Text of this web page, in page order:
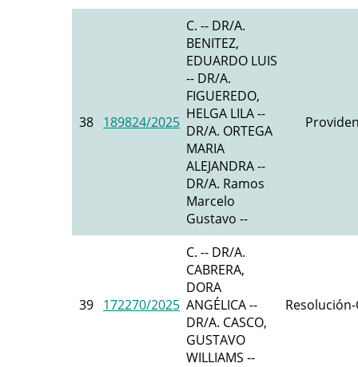
38 189824/2025
C. -- DR/A.
BENITEZ,
EDUARDO LUIS
-- DR/A.
FIGUEREDO,
HELGA LILA --
DR/A. ORTEGA
MARIA
ALEJANDRA --
DR/A. Ramos
Marcelo
Gustavo --
39 172270/2025
C. -- DR/A.
CABRERA,
DORA
ANGÉLICA --
DR/A. CASCO,
GUSTAVO
WILLIAMS --